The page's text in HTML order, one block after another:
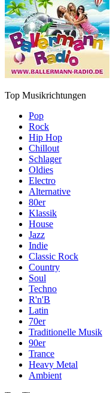
Top Musikrichtungen
Pop
Rock
Hip Hop
Chillout
Schlager
Oldies
Electro
Alternative
80er
Klassik
House
Jazz
Indie
Classic Rock
Country
Soul
Techno
R'n'B
Latin
70er
Traditionelle Musik
90er
Trance
Heavy Metal
Ambient